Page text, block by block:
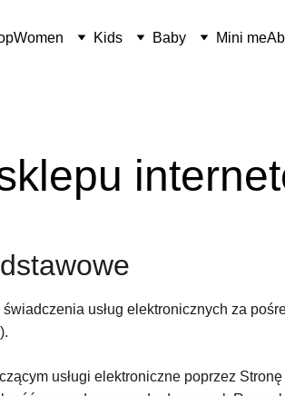
Women Kids Baby Mini me
usług elektronicznych za
usługi elektroniczne poprzez